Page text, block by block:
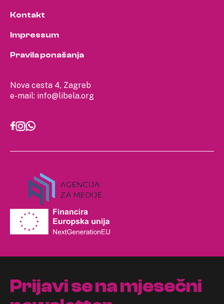
Nova cesta 4, Zagreb
e-mail: info@libela.org
Kontakt
Impressum
Pravila ponašanja
Prijavi se na mjesečni